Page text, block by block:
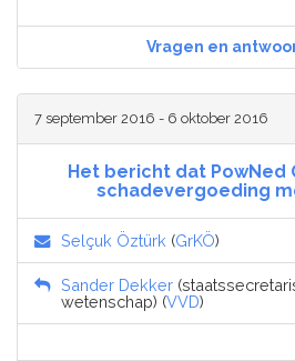
Vragen en
7 september 2016 - 6 oktober 2016
Het bericht dat PowNed
schadevergoeding
Selçuk Öztürk (GrKÖ)
Sander Dekker
wetenschap) (VVD)